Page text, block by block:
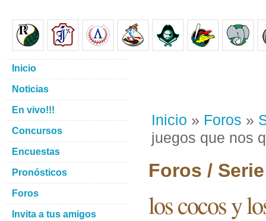
Inicio » Foros »
juegos que nos
Foros /
los cocos y
Inicio
Noticias
En vivo!!!
Concursos
Encuestas
Pronósticos
Foros
Invita a tus amigos